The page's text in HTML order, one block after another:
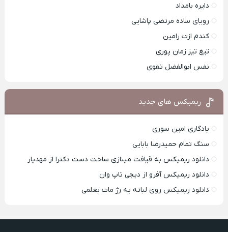
دایره بامداد
رویای ساده مرتضی پاشایی
کندم ازت رامین
تیغ تیز زمان پوری
نفس ابوالفضل تقوی
ریمیکس های جدید
یادگاری امین سوری
سنگ تمام حمیدرضا بابایی
دانلود ریمیکس به قیافت مینازی ساخت دست دکترا از مهدیار
دانلود ریمیکس آفرو از ديجی تاپ وان
دانلود ریمیکس روی لباته یه رژ مات بغلمی